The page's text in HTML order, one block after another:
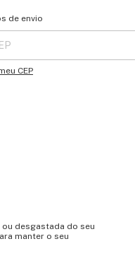
o CEP:
de envio
CEP
desgastada do seu
manter o seu